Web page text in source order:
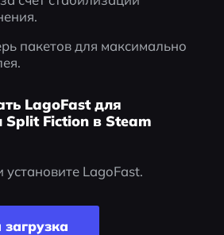
пакетов для максимально
LagoFast для
Split Fiction в Steam
LagoFast.